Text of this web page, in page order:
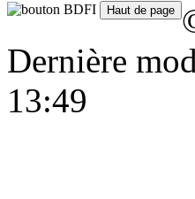
Dernière
13:49